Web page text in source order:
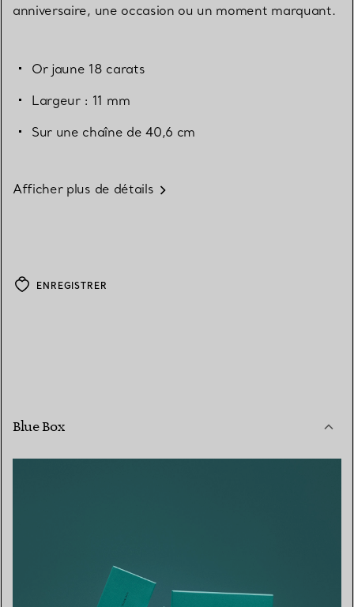
anniversaire, une occasion ou un moment marquant.
Or jaune 18 carats
Largeur : 11 mm
Sur une chaîne de 40,6 cm
Afficher plus de détails
ENREGISTRER
Blue Box